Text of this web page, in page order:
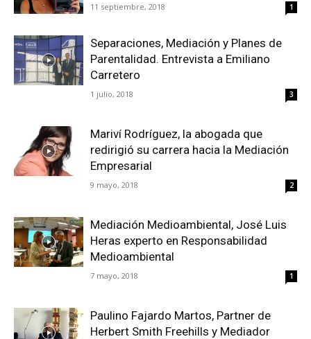
11 septiembre, 2018 1
Separaciones, Mediación y Planes de
Parentalidad. Entrevista a Emiliano
Carretero
1 julio, 2018 3
Mariví Rodríguez, la abogada que
redirigió su carrera hacia la Mediación
Empresarial
9 mayo, 2018 2
Mediación Medioambiental, José Luis
Heras experto en Responsabilidad
Medioambiental
7 mayo, 2018 1
Paulino Fajardo Martos, Partner de
Herbert Smith Freehills y Mediador